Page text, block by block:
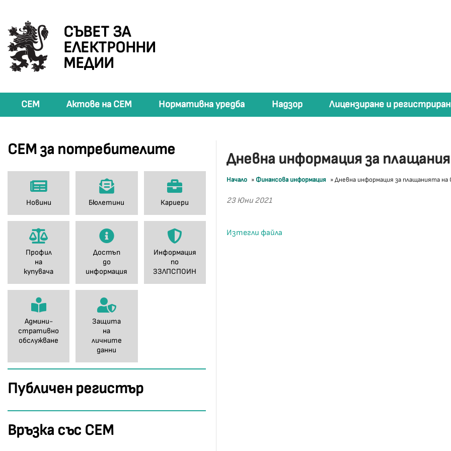
СЪВЕТ ЗА
ЕЛЕКТРОННИ
МЕДИИ
СЕМ Актове на СЕМ Нормативна уредба Надзор Лицензиране и
СЕМ за потребителите
Новини Бюлетини Кариери
Профил
на
купувача
Достъп
до
информация
Информация
по
ЗЗЛПСПОИН
Админи-
стративно
обслужване
Защита
на
личните
данни
Публичен регистър
Връзка със СЕМ
Дневна информация за
Начало » Финансова информация »Дневна информация за плащанията
23 Юни 2021
Изтегли файла